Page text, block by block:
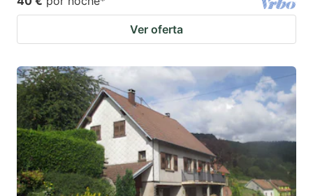
Ver oferta